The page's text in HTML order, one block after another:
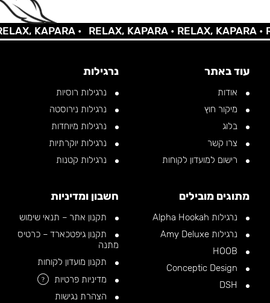
KAPARA • RELAX, KAPARA •RELAX, KAPARA •
עוד באתר
אודות
מיקור חוץ
בלוג
צרו קשר
רישום למועדון לקוחות
נרגילות
נרגילות רוסיות
נרגילות נירוסטה
נרגילות מיוחדות
נרגילות יוקרתיות
נרגילות קטנות
מתוגים מובילים
נרגילות Alpha Hookah
נרגילות Amy Deluxe
חשבון ומדיניות
תקנון אתר – תנאי שימוש
תקנון גיפטכארד – כרטיס
מתנה
תקנון מועדון לקוחות
מדיניות פרטיות
?
הצהרת נגישות